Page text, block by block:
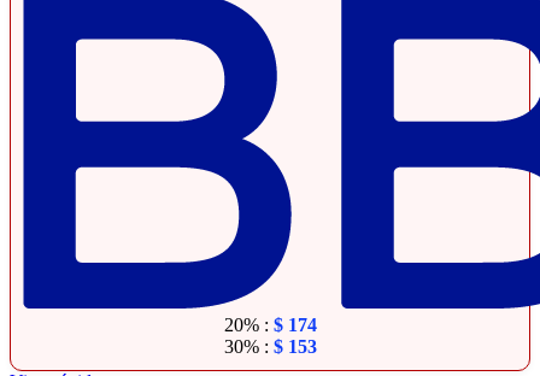
20% : $174
30% : $153